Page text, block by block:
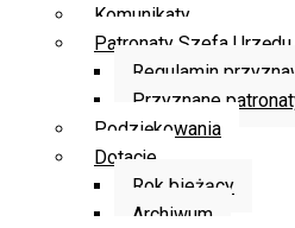
Komunikaty
Patronaty Szefa Urzędu
Regulamin
Przyznane
Podziękowania
Dotacje
Rok bieżący
Archiwum